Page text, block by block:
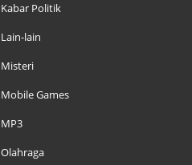
Kabar Politik
Lain-lain
Misteri
Mobile Games
MP3
Olahraga